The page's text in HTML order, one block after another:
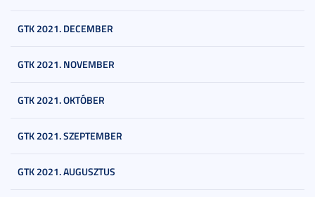
GTK 2021. DECEMBER
GTK 2021. NOVEMBER
GTK 2021. OKTÓBER
GTK 2021. SZEPTEMBER
GTK 2021. AUGUSZTUS